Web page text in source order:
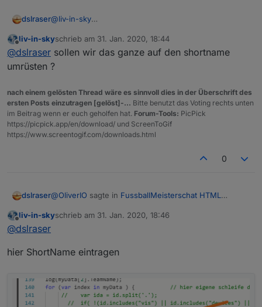
dslraser@liv-in-sky
Offline
liv-in-skyschrieb am 31. Jan. 2020, 18:44
zuletzt editiert von
@dslraser sollen wir das ganze auf den shortname
umrüsten ?
nach einem gelösten Thread wäre es sinnvoll dies in der Überschrift des
ersten Posts einzutragen [gelöst]-... Bitte benutzt das Voting rechts unten
im Beitrag wenn er euch geholfen hat. Forum-Tools: PicPick
https://picpick.app/en/download/ und ScreenToGif
https://www.screentogif.com/downloads.html
0
dslraser@OliverIO sagte in FussballMeisterschat HTML
Gleich ein html in Deinem Adapter bereit zu stellen ist
Ich habe es wegen iQontrol (VIS nutze ich nicht) für
mich so mit der Hilfe von
liv-in-skygelöst, da er
ohnehin gerade einige Tabellen bereit stellt.
Offline
liv-in-skyschrieb am 31. Jan. 2020, 18:46
zuletzt editiert von
@dslraser
hier ShortName eintragen